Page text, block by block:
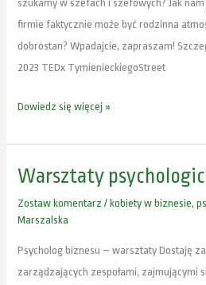
szukamy w szefach i szefowych? Jak nam
firmie faktycznie może być rodzinna
dobrostan? Wpadajcie, zapraszam!
2023 TEDx TymienieckiegoStreet
Dowiedz się więcej »
Warsztaty
Zostaw komentarz /kobiety w biznesie,
Marszalska
Psycholog biznesu – warsztaty Dostaję
zarządzających zespołami, zajmującymi
Warsztaty
dla